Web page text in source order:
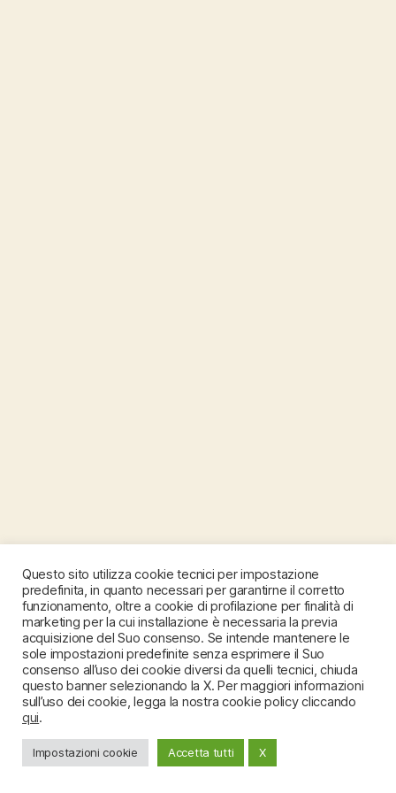
Questo sito utilizza cookie tecnici per impostazione
predefinita, in quanto necessari per garantirne il corretto
funzionamento, oltre a cookie di profilazione per finalità di
marketing per la cui installazione è necessaria la previa
acquisizione del Suo consenso. Se intende mantenere le
sole impostazioni predefinite senza esprimere il Suo
consenso all’uso dei cookie diversi da quelli tecnici, chiuda
questo banner selezionando la X. Per maggiori informazioni
sull’uso dei cookie, legga la nostra cookie policy cliccando
qui.
Impostazioni cookie Accetta tutti X